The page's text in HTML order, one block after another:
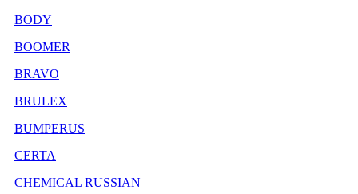
BODY
BOOMER
BRAVO
BRULEX
BUMPERUS
CERTA
CHEMICAL RUSSIAN